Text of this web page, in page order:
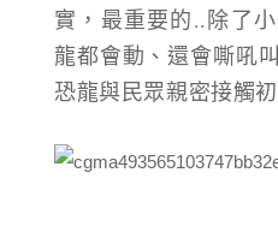
實，最重要的..除了
龍都會動、還會嘶吼
恐龍與民眾親密接觸